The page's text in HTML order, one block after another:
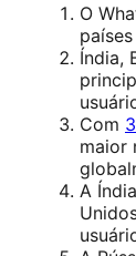
O
Índia,
Com
maior
A